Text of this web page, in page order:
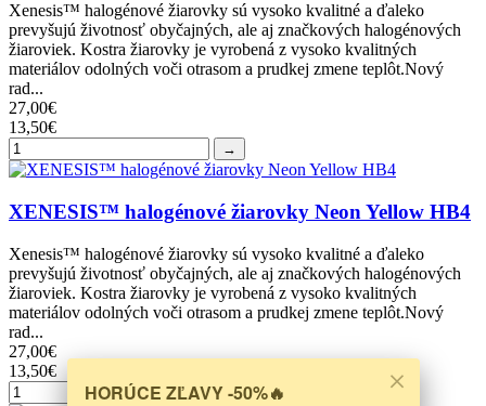
Xenesis™ halogénové žiarovky sú vysoko kvalitné a ďaleko
prevyšujú životnosť obyčajných, ale aj značkových halogénových
žiaroviek. Kostra žiarovky je vyrobená z vysoko kvalitných
materiálov odolných voči otrasom a prudkej zmene teplôt.Nový
rad...
27,00€
13,50€
→
XENESIS™ halogénové žiarovky Neon Yellow HB4
Xenesis™ halogénové žiarovky sú vysoko kvalitné a ďaleko
prevyšujú životnosť obyčajných, ale aj značkových halogénových
žiaroviek. Kostra žiarovky je vyrobená z vysoko kvalitných
materiálov odolných voči otrasom a prudkej zmene teplôt.Nový
rad...
27,00€
13,50€
→
HORÚCE ZĽAVY -50%🔥